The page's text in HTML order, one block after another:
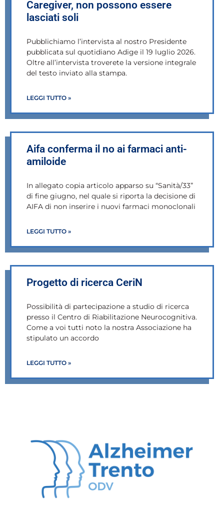
Caregiver, non possono essere
lasciati soli
Pubblichiamo l’intervista al nostro Presidente
pubblicata sul quotidiano Adige il 19 luglio 2026.
Oltre all’intervista troverete la versione integrale
del testo inviato alla stampa.
LEGGI TUTTO »
Aifa conferma il no ai farmaci anti-
amiloide
In allegato copia articolo apparso su “Sanità/33”
di fine giugno, nel quale si riporta la decisione di
AIFA di non inserire i nuovi farmaci monoclonali
LEGGI TUTTO »
Progetto di ricerca CeriN
Possibilità di partecipazione a studio di ricerca
presso il Centro di Riabilitazione Neurocognitiva.
Come a voi tutti noto la nostra Associazione ha
stipulato un accordo
LEGGI TUTTO »